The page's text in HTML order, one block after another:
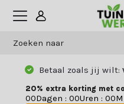
Betaal zoals jij wilt:
20% extra korting met
00Dagen : 00Uren : 00